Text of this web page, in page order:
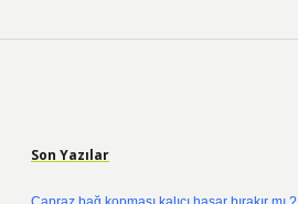
Son Yazılar